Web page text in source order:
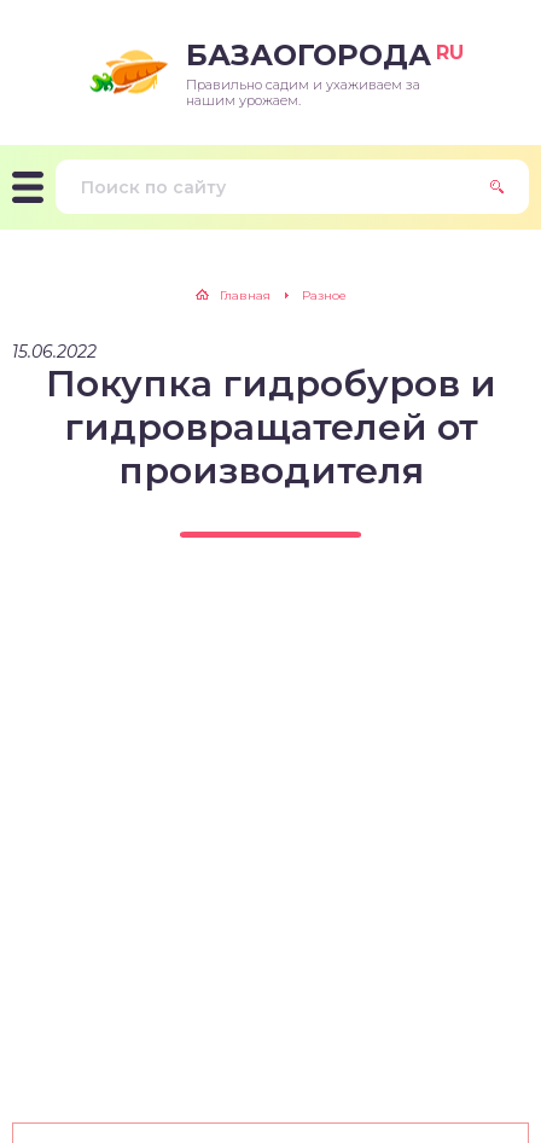
БАЗАОГОРОДА RU
Правильно садим и ухаживаем за
нашим урожаем.
Главная Разное
15.06.2022
Покупка гидробуров и
гидровращателей от
производителя